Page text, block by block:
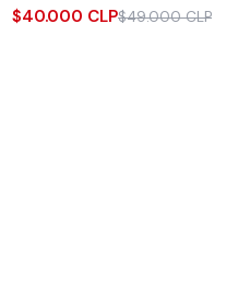
$40.000 CLP$49.000 CLP